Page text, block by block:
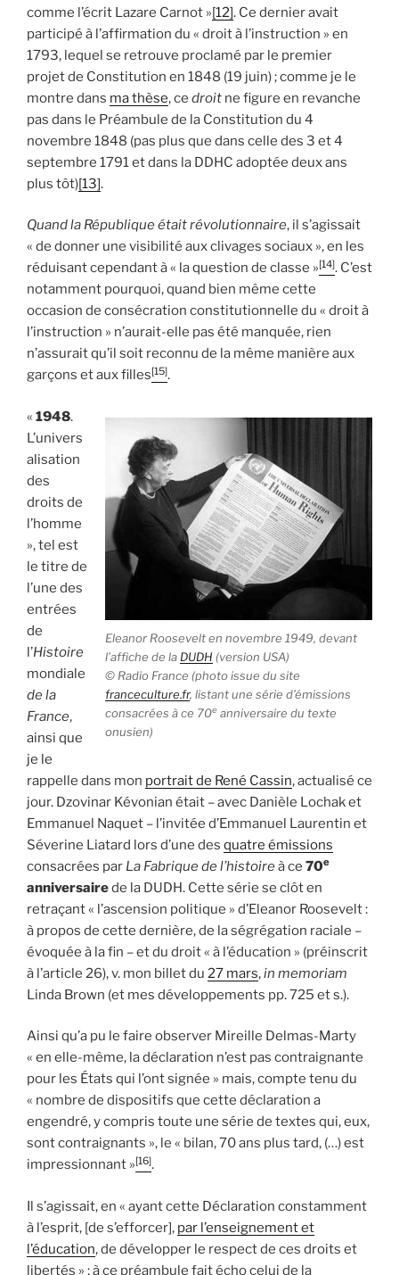
comme l’écrit Lazare Carnot »[12]. Ce dernier avait
participé à l’affirmation du « droit à l’instruction » en
1793, lequel se retrouve proclamé par le premier
projet de Constitution en 1848 (19 juin) ; comme je le
montre dans ma thèse, ce droit ne figure en revanche
pas dans le Préambule de la Constitution du 4
novembre 1848 (pas plus que dans celle des 3 et 4
septembre 1791 et dans la DDHC adoptée deux ans
plus tôt)[13].
Quand la République était révolutionnaire, il s’agissait
« de donner une visibilité aux clivages sociaux », en les
réduisant cependant à « la question de classe »[14]. C’est
notamment pourquoi, quand bien même cette
occasion de consécration constitutionnelle du « droit à
l’instruction » n’aurait-elle pas été manquée, rien
n’assurait qu’il soit reconnu de la même manière aux
garçons et aux filles[15].
Eleanor Roosevelt en novembre 1949, devant
l’affiche de laDUDH (version USA)
© Radio France (photo issue du site
franceculture.fr, listant une série d’émissions
consacrées à ce 70e anniversaire du texte
onusien)
« 1948.
L’univers
alisation
des
droits de
l’homme
», tel est
le titre de
l’une des
entrées
de
l’Histoire
mondiale
de la
France,
ainsi que
je le
rappelle dans mon portrait de René Cassin, actualisé ce
jour. Dzovinar Kévonian était – avec Danièle Lochak et
Emmanuel Naquet – l’invitée d’Emmanuel Laurentin et
Séverine Liatard lors d’une des quatre émissions
consacrées par La Fabrique de l’histoireà ce 70e
anniversairede la DUDH. Cette série se clôt en
retraçant « l’ascension politique » d’Eleanor Roosevelt :
à propos de cette dernière, de la ségrégation raciale –
évoquée à la fin – et du droit « à l’éducation » (préinscrit
à l’article 26), v. mon billet du 27 mars,in memoriam
Linda Brown (et mes développements pp. 725 et s.).
Ainsi qu’a pu le faire observer Mireille Delmas-Marty
« en elle-même, la déclaration n’est pas contraignante
pour les États qui l’ont signée » mais, compte tenu du
« nombre de dispositifs que cette déclaration a
engendré, y compris toute une série de textes qui, eux,
sont contraignants », le « bilan, 70 ans plus tard, (…) est
impressionnant »[16].
Il s’agissait, en « ayant cette Déclaration constamment
à l’esprit, [de s’efforcer], par l’enseignement et
l’éducation, de développer le respect de ces droits et
libertés » ; à ce préambule fait écho celui de la